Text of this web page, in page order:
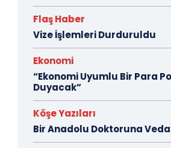
Flaş Haber
Vize İşlemleri Durduruldu
Ekonomi
“Ekonomi Uyumlu Bir Para
Duyacak”
Köşe Yazıları
Bir Anadolu Doktoruna Veda: